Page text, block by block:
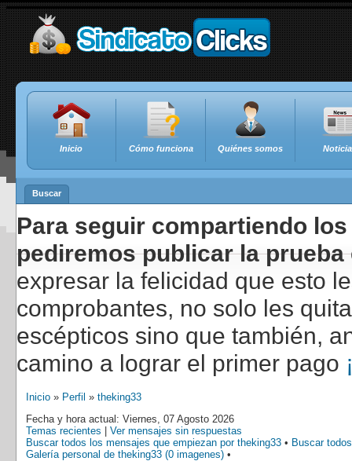
Inicio Cómo funciona Quiénes somos
Buscar
Para seguir compartiendo
pediremos publicar la
expresar la felicidad que esto
comprobantes, no solo les
escépticos sino que también,
camino a lograr el primer pago
Inicio » Perfil » theking33
Fecha y hora actual: Viernes, 07 Agosto 2026
Temas recientes
Ver mensajes sin respuestas
Buscar todos los mensajes que empiezan por theking33 • Buscar
Galería personal de theking33 (0 imagenes) •